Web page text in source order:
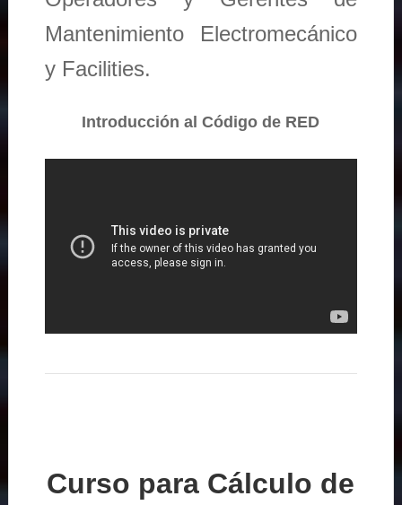
Mantenimiento Electromecánico
y Facilities.
Introducción al Código de RED
Curso para Cálculo de